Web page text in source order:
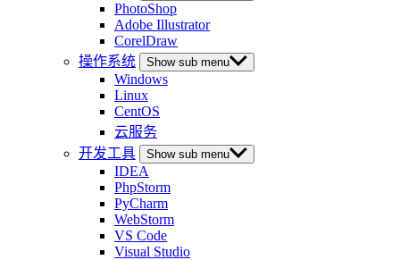
PhotoShop
Adobe Illustrator
CorelDraw
操作系统
Show sub menu
Windows
Linux
CentOS
云服务
开发工具
Show sub menu
IDEA
PhpStorm
PyCharm
WebStorm
VS Code
Visual Studio